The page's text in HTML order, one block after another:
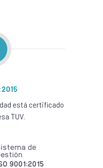
está certificado
TUV.